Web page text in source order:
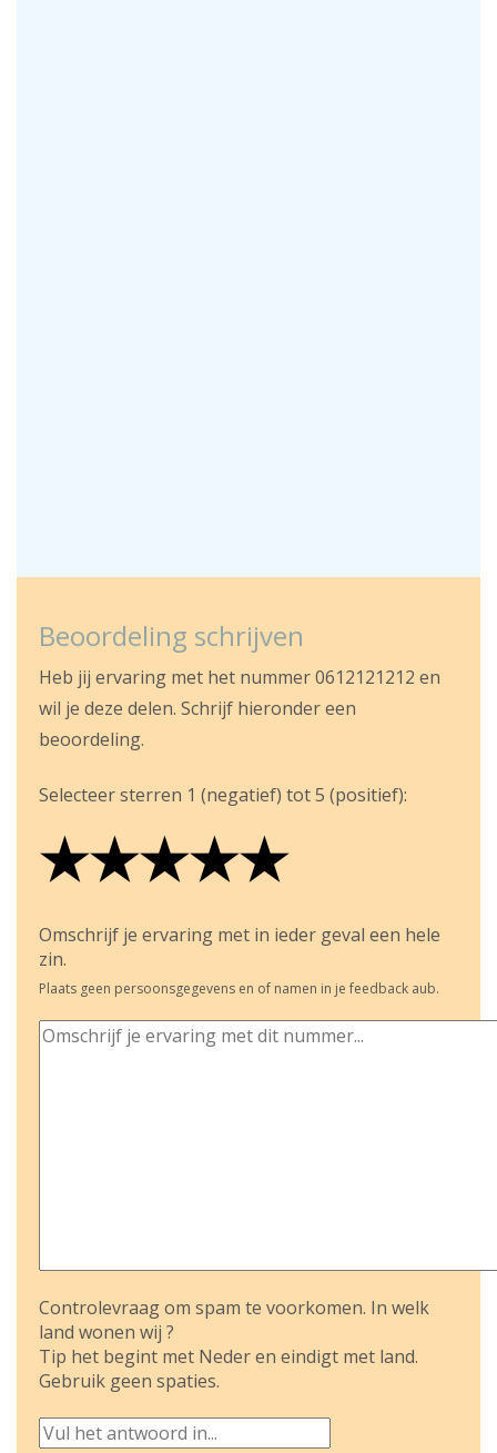
Beoordeling schrijven
Heb jij ervaring met het nummer 0612121212 en
wil je deze delen. Schrijf hieronder een
beoordeling.
Selecteer sterren 1 (negatief) tot 5 (positief):
★
★★
★★★
★★★★
★★★★★
Omschrijf je ervaring met in ieder geval een hele
zin.
Plaats geen persoonsgegevens en of namen in je feedback aub.
Controlevraag om spam te voorkomen. In welk
land wonen wij ?
Tip het begint met Neder en eindigt met land.
Gebruik geen spaties.